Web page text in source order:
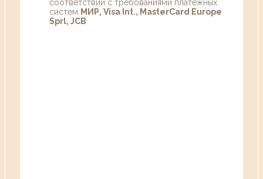
соответствии с требованиями платежных
систем МИР, Visa Int., MasterCard Europe
Sprl, JCB